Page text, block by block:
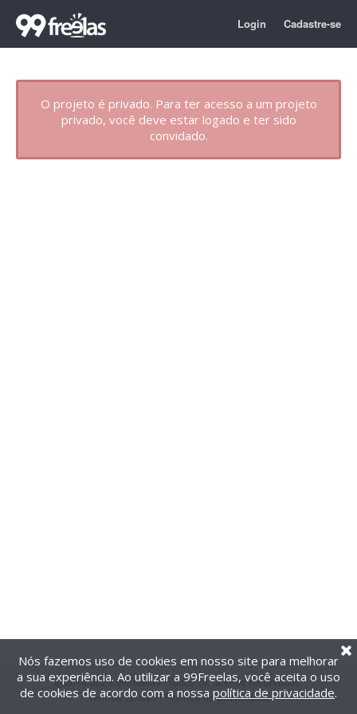
Login Cadastre-se
O projeto é privado. Para ter acesso a um projeto
privado, você deve estar logado e ter sido
convidado.
@2014-2026 99Freelas. Todos os direitos reservados.
Termos de uso| Política de privacidade
Nós fazemos uso de cookies em nosso site para melhorar
a sua experiência. Ao utilizar a 99Freelas, você aceita o uso
de cookies de acordo com a nossa política de privacidade.